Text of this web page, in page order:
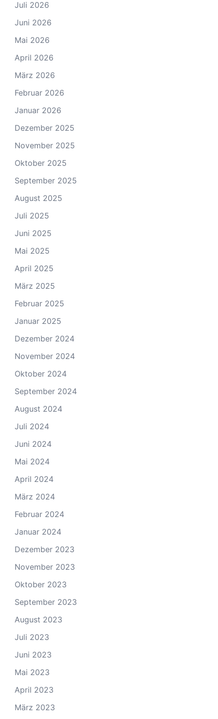
Juli 2026
Juni 2026
Mai 2026
April 2026
März 2026
Februar 2026
Januar 2026
Dezember 2025
November 2025
Oktober 2025
September 2025
August 2025
Juli 2025
Juni 2025
Mai 2025
April 2025
März 2025
Februar 2025
Januar 2025
Dezember 2024
November 2024
Oktober 2024
September 2024
August 2024
Juli 2024
Juni 2024
Mai 2024
April 2024
März 2024
Februar 2024
Januar 2024
Dezember 2023
November 2023
Oktober 2023
September 2023
August 2023
Juli 2023
Juni 2023
Mai 2023
April 2023
März 2023